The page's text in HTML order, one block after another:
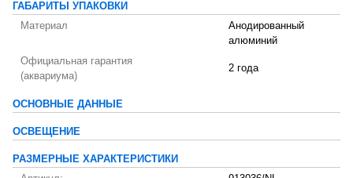
ГАБАРИТЫ УПАКОВКИ
Материал
Анодированный
алюминий
Официальная гарантия
(аквариума)
2 года
ОСНОВНЫЕ ДАННЫЕ
ОСВЕЩЕНИЕ
РАЗМЕРНЫЕ ХАРАКТЕРИСТИКИ